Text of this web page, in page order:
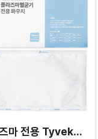
플라즈마 전용 Tyvek 커팅 파우치 15cm x 27cm